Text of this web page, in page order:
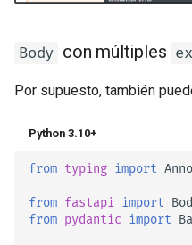
Body con múltiples
Por supuesto, también
Python 3.10+
from typing import
from fastapi import
from pydantic import